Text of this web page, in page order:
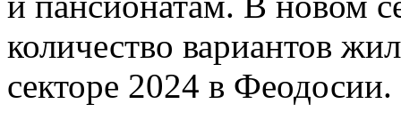
количество вариантов
секторе 2024 в Феодосии.